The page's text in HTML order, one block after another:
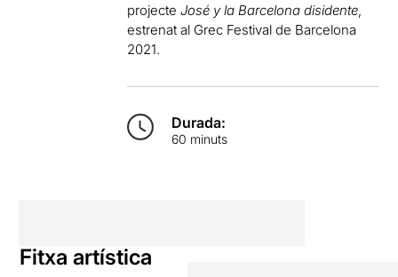
projecteJosé y la Barcelona disidente,
estrenat al Grec Festival de Barcelona
2021.
Durada:
60 minuts
Fitxa artística